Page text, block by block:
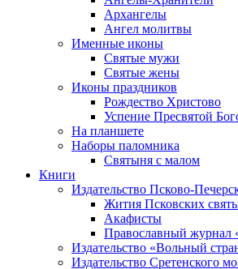
Архангелы
Ангел молитвы
Именные иконы
Святые мужи
Святые жены
Иконы праздников
Рождество Христово
Успение Пресвятой
На планшете
Наборы паломника
Святыня с малом
Книги
Издательство Псково-
Жития Псковских
Акафисты
Православный журнал
Издательство «Вольный
Издательство Сретенского